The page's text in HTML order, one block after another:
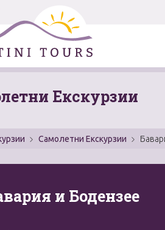
Екскурзии
Самолетни Екскурзии
и Бодензее